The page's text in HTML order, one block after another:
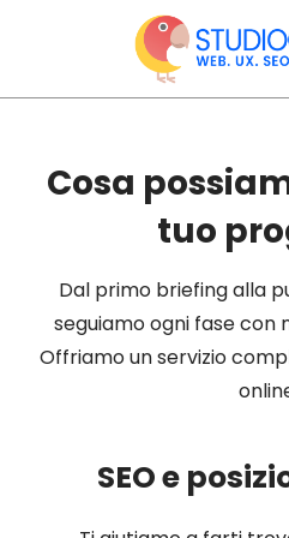
Cosa
tuo
Dal primo briefing alla
seguiamo ogni fase con
Offriamo un servizio
SEO e